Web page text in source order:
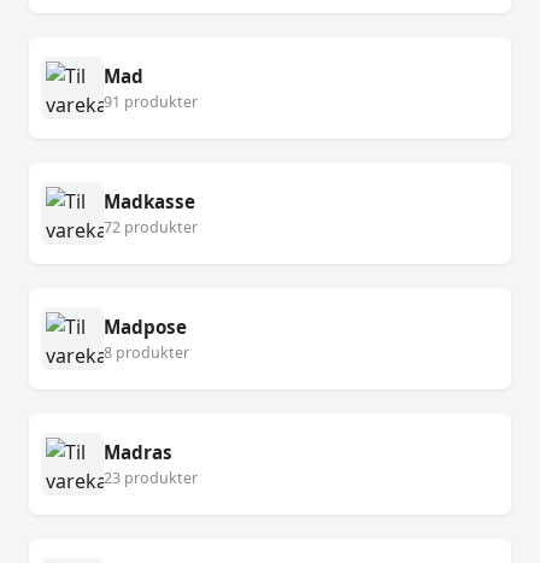
Mad
91 produkter
Madkasse
72 produkter
Madpose
8 produkter
Madras
23 produkter